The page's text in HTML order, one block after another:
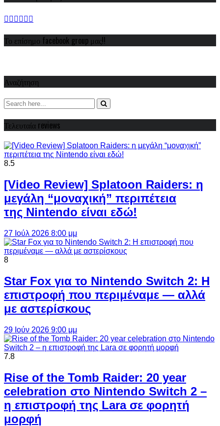
Το επίσημο facebook group μας!!
Αναζήτηση
Τελευταία reviews
8.5
[Video Review] Splatoon Raiders: η
μεγάλη “μοναχική” περιπέτεια
της Nintendo είναι εδώ!
27 Ιούλ 2026 8:00 μμ
8
Star Fox για το Nintendo Switch 2: Η
επιστροφή που περιμέναμε — αλλά
με αστερίσκους
29 Ιούν 2026 9:00 μμ
7.8
Rise of the Tomb Raider: 20 year
celebration στο Nintendo Switch 2 –
η επιστροφή της Lara σε φορητή
μορφή